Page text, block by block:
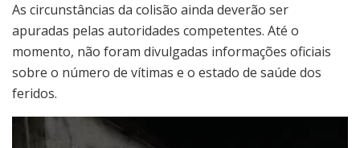
As circunstâncias da colisão ainda deverão ser
apuradas pelas autoridades competentes. Até o
momento, não foram divulgadas informações oficiais
sobre o número de vítimas e o estado de saúde dos
feridos.